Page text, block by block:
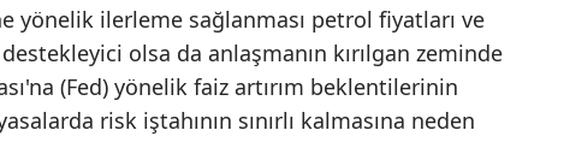
Giresun
Gümüşhane
Hakkari
yönelik ilerleme sağlanması petrol fiyatları ve
olsa da anlaşmanın kırılgan zeminde
(Fed) yönelik faiz artırım beklentilerinin
risk iştahının sınırlı kalmasına neden